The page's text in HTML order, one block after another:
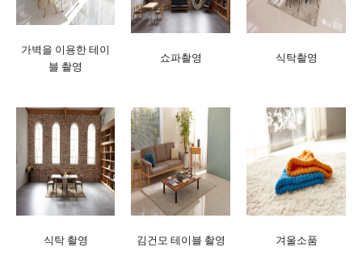
가벽을 이용한 테이
블 촬영
쇼파촬영 식탁촬영
식탁 촬영 김건모 테이블 촬영 겨울소품